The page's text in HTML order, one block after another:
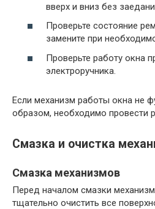
вверх и вниз без
Проверьте состояние
замените при
Проверьте работу окна
электроручника.
Если механизм работы окна не
образом, необходимо провести
Смазка и очистка
Смазка механизмов
Перед началом смазки
тщательно очистить все